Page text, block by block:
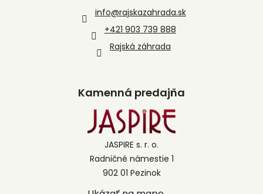
info@rajskazahrada.sk
+421 903 739 888
Rajská záhrada
Kamenná predajňa
JASPIRE s. r. o.
Radničné námestie 1
902 01 Pezinok